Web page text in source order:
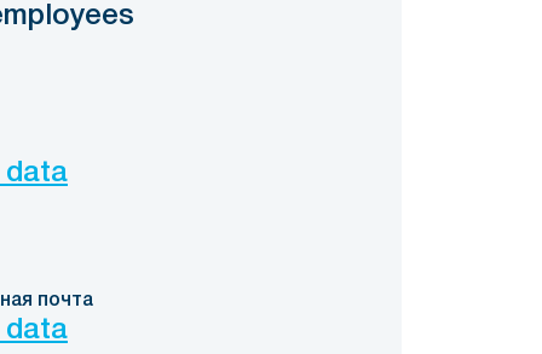
data
почта
data